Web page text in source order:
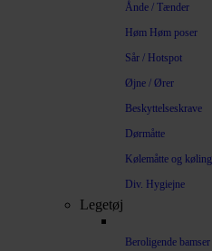
Ånde / Tænder
Høm Høm poser
Sår / Hotspot
Øjne / Ører
Beskyttelseskrave
Dørmåtte
Kølemåtte og køling
Div. Hygiejne
Legetøj
Beroligende bamser